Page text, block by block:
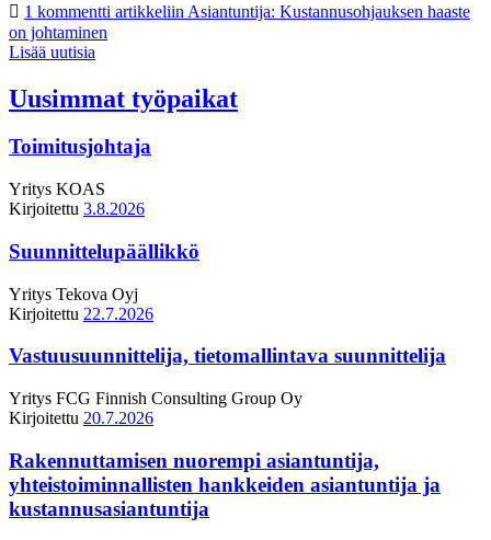
1 kommentti artikkeliin Asiantuntija: Kustannusohjauksen haaste
on johtaminen
Lisää uutisia
Uusimmat työpaikat
Toimitusjohtaja
Yritys KOAS
Kirjoitettu 3.8.2026
Suunnittelupäällikkö
Yritys Tekova Oyj
Kirjoitettu 22.7.2026
Vastuusuunnittelija, tietomallintava suunnittelija
Yritys FCG Finnish Consulting Group Oy
Kirjoitettu 20.7.2026
Rakennuttamisen nuorempi asiantuntija,
yhteistoiminnallisten hankkeiden asiantuntija ja
kustannusasiantuntija